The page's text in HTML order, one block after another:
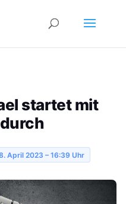
startet mit
April 2023 – 16:39 Uhr